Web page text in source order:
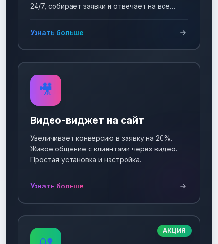
24/7, собирает заявки и отвечает на все
Узнать больше
🎥
Видео-виджет на сайт
Увеличивает конверсию в заявку на 20%.
Живое общение с клиентами через видео.
Простая установка и настройка.
Узнать больше
АКЦИЯ